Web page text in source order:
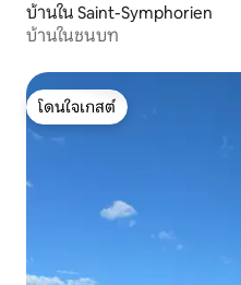
บ้านใน Saint-Symphorien
บ้านในชนบท
โดนใจเกสต์
โดนใจเกสต์